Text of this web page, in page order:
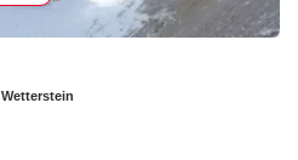
Wetterstein